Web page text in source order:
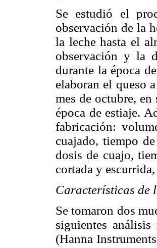
Se estudió el
observación de la
la leche hasta el
observación y la
durante la época
elaboran el queso
mes de octubre,
época de estiaje.
fabricación:
cuajado, tiempo
dosis de cuajo,
cortada y
Características de
Se tomaron dos
siguientes
(Hanna